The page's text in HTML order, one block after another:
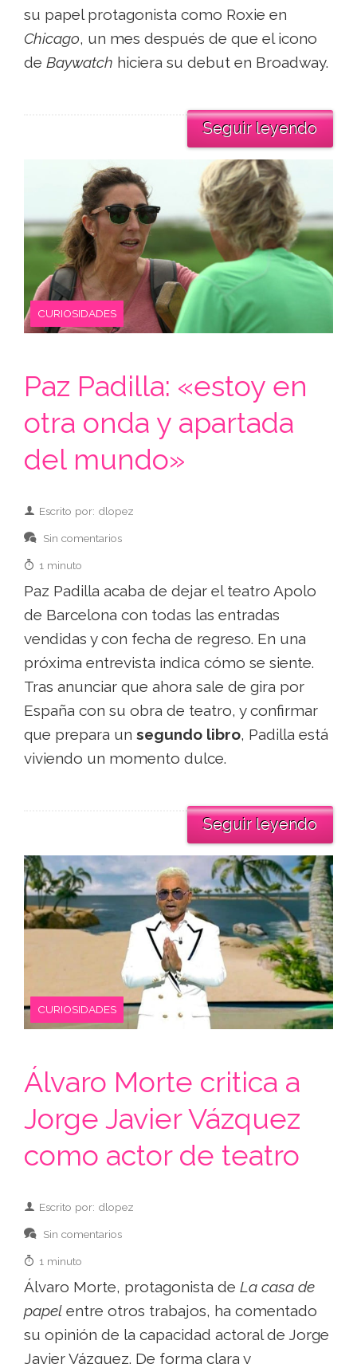
su papel protagonista como Roxie en
Chicago, un mes después de que el icono
de Baywatch hiciera su debut en Broadway.
Seguir leyendo
CURIOSIDADES
Paz Padilla: «estoy en
otra onda y apartada
del mundo»
Escrito por: dlopez
Sin comentarios
1 minuto
Paz Padilla acaba de dejar el teatro Apolo
de Barcelona con todas las entradas
vendidas y con fecha de regreso. En una
próxima entrevista indica cómo se siente.
Tras anunciar que ahora sale de gira por
España con su obra de teatro, y confirmar
que prepara un segundo libro, Padilla está
viviendo un momento dulce.
Seguir leyendo
CURIOSIDADES
Álvaro Morte critica a
Jorge Javier Vázquez
como actor de teatro
Escrito por: dlopez
Sin comentarios
1 minuto
Álvaro Morte, protagonista de La casa de
papel entre otros trabajos, ha comentado
su opinión de la capacidad actoral de Jorge
Javier Vázquez. De forma clara y